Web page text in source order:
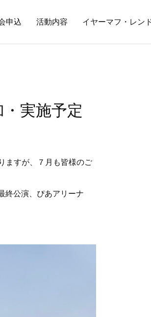
申込 活動内容 イヤーマフ・レン
実施予定
ますが、７月も皆様のご
終公演、ぴあアリーナ